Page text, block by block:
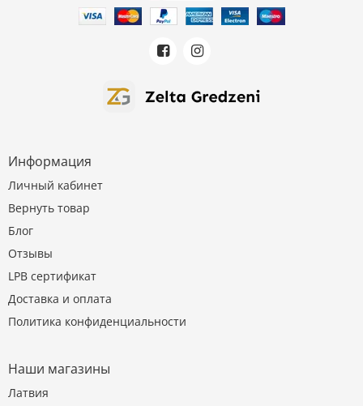
Информация
Личный кабинет
Вернуть товар
Блог
Отзывы
LPB сертификат
Доставка и оплата
Политика конфиденциальности
Наши магазины
Латвия